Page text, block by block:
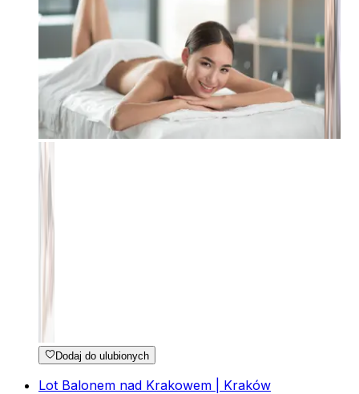
Dodaj do ulubionych
Lot Balonem nad Krakowem | Kraków